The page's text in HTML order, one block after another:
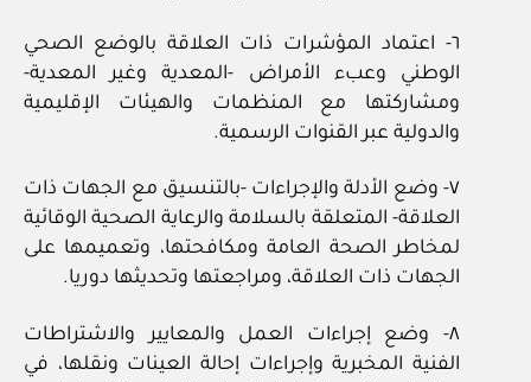
٦- اعتماد المؤشرات ذات العلاقة بالوضع الصحي
الوطني وعبء الأمراض -المعدية وغير المعدية-
ومشاركتها مع المنظمات والهيئات الإقليمية
والدولية عبر القنوات الرسمية.
٧- وضع الأدلة والإجراءات -بالتنسيق مع الجهات ذات
العلاقة- المتعلقة بالسلامة والرعاية الصحية الوقائية
لمخاطر الصحة العامة ومكافحتها، وتعميمها على
الجهات ذات العلاقة، ومراجعتها وتحديثها دوريا.
٨- وضع إجراءات العمل والمعايير والاشتراطات
الفنية المخبرية وإجراءات إحالة العينات ونقلها، في